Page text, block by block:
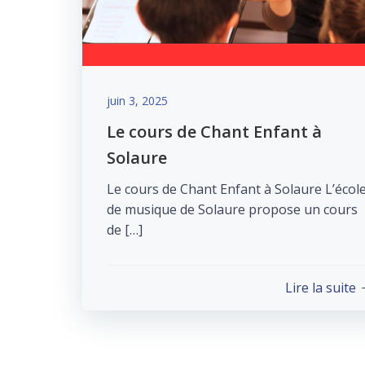
juin 3, 2025
Le cours de Chant Enfant à
Solaure
Le cours de Chant Enfant à Solaure
de musique de Solaure propose un cours
de […]
Lire la suite